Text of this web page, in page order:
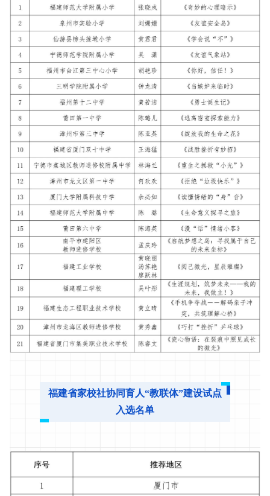
福建省家校社协同育人“教联体”建设试点
入选名单